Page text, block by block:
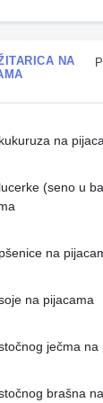
NA
na
(seno u
na
na pijacama
ječma na
brašna